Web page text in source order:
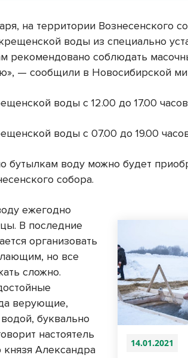
на территории Вознесенского
воды из специально
рекомендовано соблюдать
— сообщили в Новосибирской
воды с 12.00 до 17.00
воды с 07.00 до 19.00
бутылкам воду можно будет
собора.
14.01.2021
ежегодно
В последние
организовать
но все
сложно.
верующие,
буквально
настоятель
князя Александра